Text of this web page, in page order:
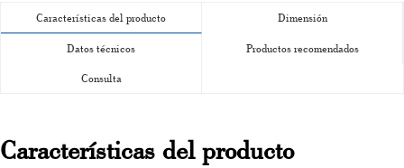
Características del producto Dimensión
Datos técnicos Productos recomendados
Consulta
Características del producto